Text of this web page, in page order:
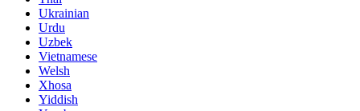
Ukrainian
Urdu
Uzbek
Vietnamese
Welsh
Xhosa
Yiddish